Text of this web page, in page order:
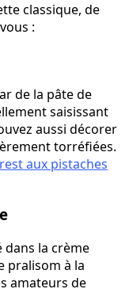
classique, de
:
de la pâte de
saisissant
aussi décorer
torréfiées.
aux pistaches
dans la crème
pralisom à la
amateurs de